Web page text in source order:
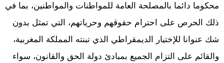
محكوما دائما بالمصلحة العامة للمواطنات والمواطنين، بما في
ذلك الحرص على احترام حقوقهم وحرياتهم، التي تمثل بدون
شك عنوانا للإختيار الديمقراطي الذي تبنته المملكة المغربية،
والقائم على التزام الجميع بمبادئ دولة الحق والقانون، سواء